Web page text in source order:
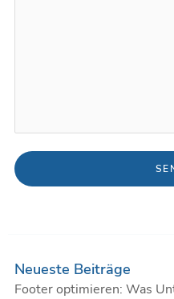
Neueste Beiträge
Footer optimieren: Was